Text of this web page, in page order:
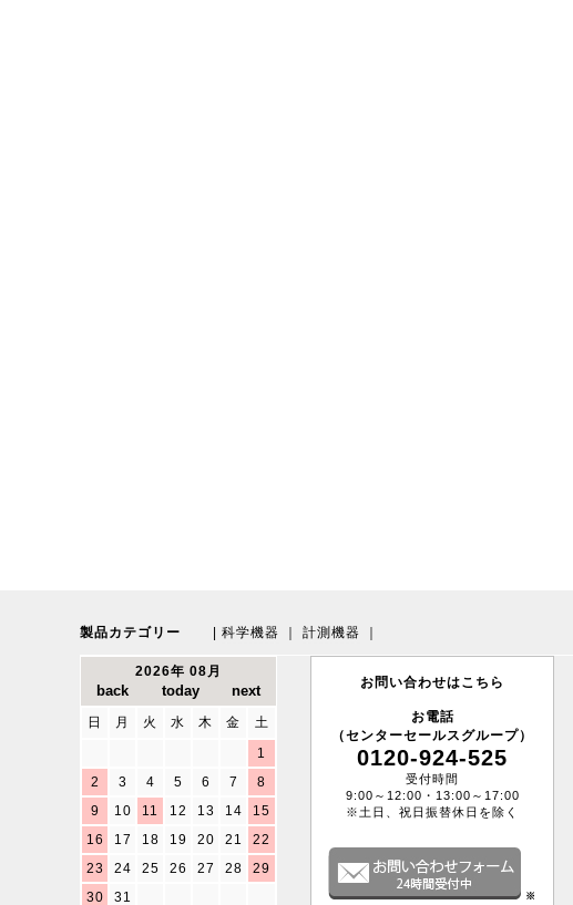
製品カテゴリー 科学機器 計測機器
2026年 08月
日 月 火 水 木 金
土
1
2
3 4 5 6 7
8
9
10 11 12 13 14
15
16
17 18 19 20 21
22
23
24 25 26 27 28
29
30
31
お問い合わせはこちら
お電話
（センターセールスグループ）
0120-924-525
受付時間
9:00～12:00・13:00～17:00
※土日、祝日振替休日を除く
※